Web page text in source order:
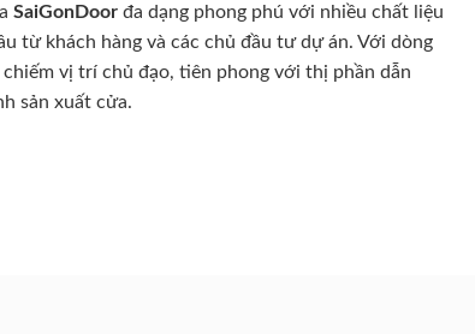
SaiGonDoor đa dạng phong phú với nhiều chất liệu
từ khách hàng và các chủ đầu tư dự án. Với dòng
vị trí chủ đạo, tiên phong với thị phần dẫn
sản xuất cửa.